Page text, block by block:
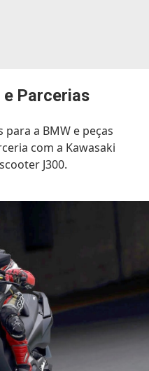
Parcerias
a BMW e peças
com a Kawasaki
J300.